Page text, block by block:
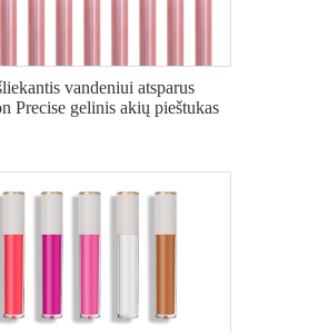
vandeniui atsparus
Precise gelinis akių pieštukas